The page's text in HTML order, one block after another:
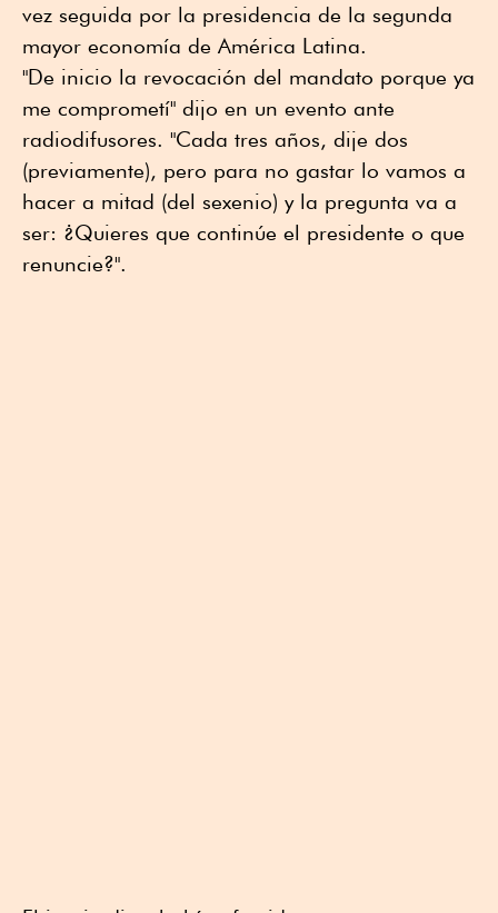
vez seguida por la presidencia de la segunda
mayor economía de América Latina.
"De inicio la revocación del mandato porque ya
me comprometí" dijo en un evento ante
radiodifusores. "Cada tres años, dije dos
(previamente), pero para no gastar lo vamos a
hacer a mitad (del sexenio) y la pregunta va a
ser: ¿Quieres que continúe el presidente o que
renuncie?".